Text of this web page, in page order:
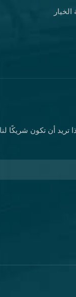
تريد أن تكون شريكًا